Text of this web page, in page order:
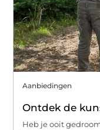
Aanbiedingen
Ontdek de
Heb je ooit